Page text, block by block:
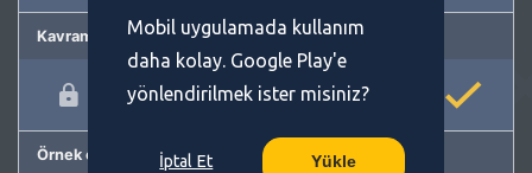
Kavram önerme
Örnek cümleler
Mobil uygulamada kullanım
daha kolay. Google Play'e
yönlendirilmek ister misiniz?
İptal Et Yükle